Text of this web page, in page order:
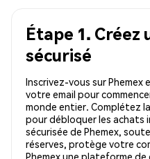
Étape 1. Créez
sécurisé
Inscrivez-vous sur Phemex
votre email pour
monde entier. Complétez
pour débloquer les achats
sécurisée de Phemex,
réserves, protège votre
Phemex une plateforme de